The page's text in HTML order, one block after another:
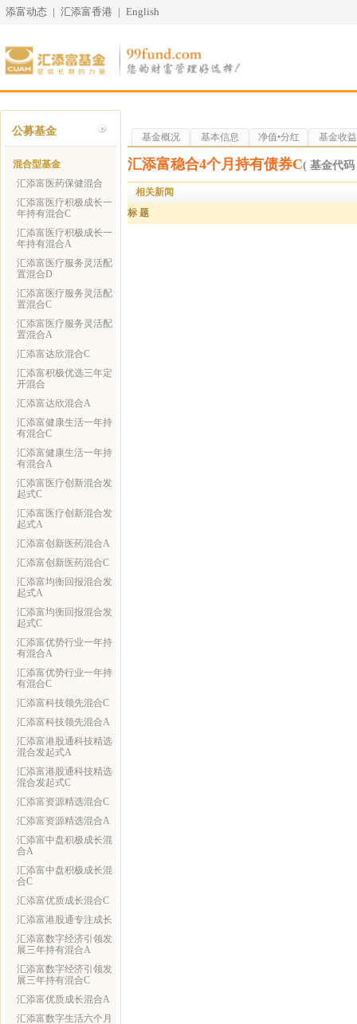
添富动态 | 汇添富香港 | English
公募基金
混合型基金
汇添富医药保健混合
汇添富医疗积极成长一
年持有混合C
汇添富医疗积极成长一
年持有混合A
汇添富医疗服务灵活配
置混合D
汇添富医疗服务灵活配
置混合C
汇添富医疗服务灵活配
置混合A
汇添富达欣混合C
汇添富积极优选三年定
开混合
汇添富达欣混合A
汇添富健康生活一年持
有混合C
汇添富健康生活一年持
有混合A
汇添富医疗创新混合发
起式C
汇添富医疗创新混合发
起式A
汇添富创新医药混合A
汇添富创新医药混合C
汇添富均衡回报混合发
起式A
汇添富均衡回报混合发
起式C
汇添富优势行业一年持
有混合A
汇添富优势行业一年持
有混合C
汇添富科技领先混合C
汇添富科技领先混合A
汇添富港股通科技精选
混合发起式A
汇添富港股通科技精选
混合发起式C
汇添富资源精选混合C
汇添富资源精选混合A
汇添富中盘积极成长混
合A
汇添富中盘积极成长混
合C
汇添富优质成长混合C
汇添富港股通专注成长
汇添富数字经济引领发
展三年持有混合A
汇添富数字经济引领发
展三年持有混合C
汇添富优质成长混合A
汇添富数字生活六个月
基金概况 基本信息 净值•分红 基金收益
汇添富稳合4个月持有债券C( 基金代码
相关新闻
标 题